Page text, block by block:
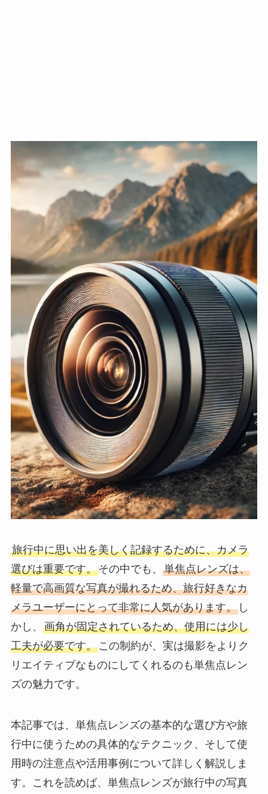
旅行中に思い出を美しく記録するために、カメラ
選びは重要です。その中でも、 単焦点レンズは、
軽量で高画質な写真が撮れるため、旅行好きなカ
メラユーザーにとって非常に人気があります。し
かし、 画角が固定されているため、使用には少し
工夫が必要です。この制約が、実は撮影をよりク
リエイティブなものにしてくれるのも単焦点レン
ズの魅力です。
本記事では、単焦点レンズの基本的な選び方や旅
行中に使うための具体的なテクニック、そして使
用時の注意点や活用事例について詳しく解説しま
す。これを読めば、単焦点レンズが旅行中の写真